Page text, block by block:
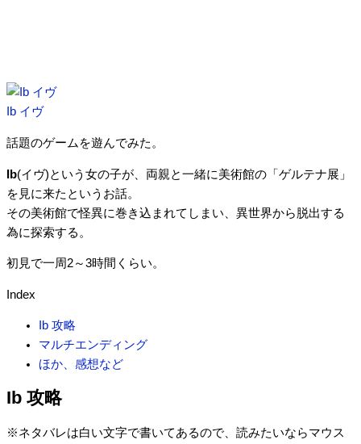
Ib イヴ
話題のゲームを遊んでみた。
Ib(イヴ)という女の子が、両親と一緒に美術館の「ゲルテナ展」
を見に来たというお話。
その美術館で怪異に巻き込まれてしまい、異世界から脱出する
為に探索する。
初見で一周2～3時間くらい。
Index
Ib 攻略
マルチエンディング
ほか、感想など
Ib 攻略
※ネタバレは白い文字で書いてあるので、読みたいならマウス